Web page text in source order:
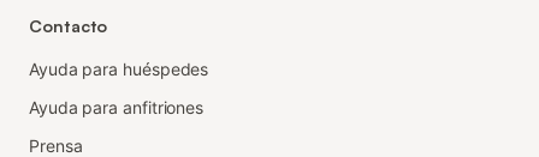
Contacto
Ayuda para huéspedes
Ayuda para anfitriones
Prensa